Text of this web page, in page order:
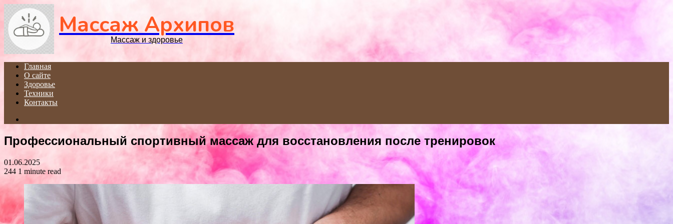
Массаж Архипов
Массаж и здоровье
Главная
О сайте
Здоровье
Техники
Контакты
Профессиональный спортивный массаж для восстановления после тренировок
01.06.2025
244 1 minute read